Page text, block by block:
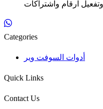
ارقام واشتراكات
Categories
أدوات السوفت وير
Quick Links
Contact Us